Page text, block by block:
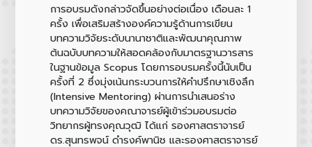
การอบรมดังกล่าวจัดขึ้นอย่างต่อเนื่อง เดือนละ 1
ครั้ง เพื่อเสริมสร้างองค์ความรู้ด้านการเขียน
บทความวิจัยระดับนานาชาติและพัฒนาคุณภาพ
ต้นฉบับบทความให้สอดคล้องกับมาตรฐานวารสาร
ในฐานข้อมูล Scopus โดยการอบรมครั้งนี้นับเป็น
ครั้งที่ 2 ซึ่งมุ่งเน้นกระบวนการให้คำปรึกษาเชิงลึก
(Intensive Mentoring) ผ่านการนำเสนอร่าง
บทความวิจัยของคณาจารย์ผู้เข้าร่วมอบรมต่อ
วิทยากรผู้ทรงคุณวุฒิ ได้แก่ รองศาสตราจารย์
ดร.สุนทรพจน์ ดำรงค์พานิช และรองศาสตราจารย์